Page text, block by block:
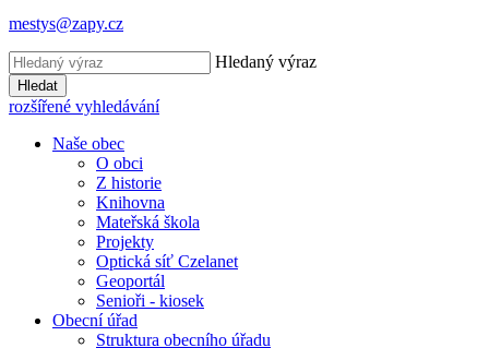
mestys@zapy.cz
Hledaný výraz
Hledat
rozšířené vyhledávání
Naše obec
O obci
Z historie
Knihovna
Mateřská škola
Projekty
Optická síť Czelanet
Geoportál
Senioři - kiosek
Obecní úřad
Struktura obecního úřadu